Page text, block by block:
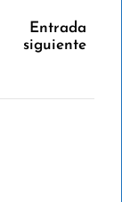
Entrada
siguiente